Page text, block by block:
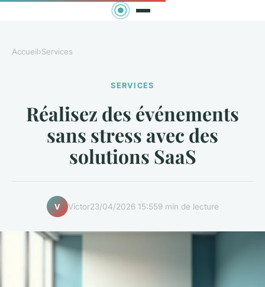
Accueil›Services
SERVICES
Réalisez des événements
sans stress avec des
solutions SaaS
V Victor23/04/2026 15:559 min de lecture